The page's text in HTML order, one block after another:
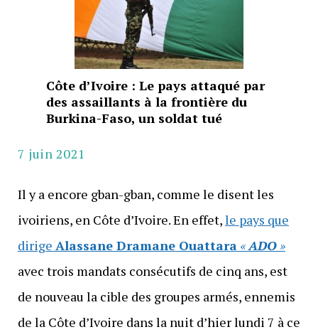
Côte d’Ivoire : Le pays attaqué par
des assaillants à la frontière du
Burkina-Faso, un soldat tué
7 juin 2021
Il y a encore gban-gban, comme le disent les
ivoiriens, en Côte d’Ivoire. En effet,le pays que
dirige Alassane Dramane Ouattara «ADO»
avec trois mandats consécutifs de cinq ans, est
de nouveau la cible des groupes armés, ennemis
de la Côte d’Ivoire dans la nuit d’hier lundi 7 à ce